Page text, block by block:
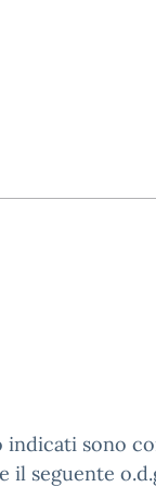
indicati sono
il seguente